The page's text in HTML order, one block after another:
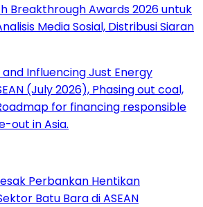
Breakthrough Awards 2026 untuk
Media Sosial, Distribusi Siaran
Perbankan Hentikan
Batu Bara di ASEAN